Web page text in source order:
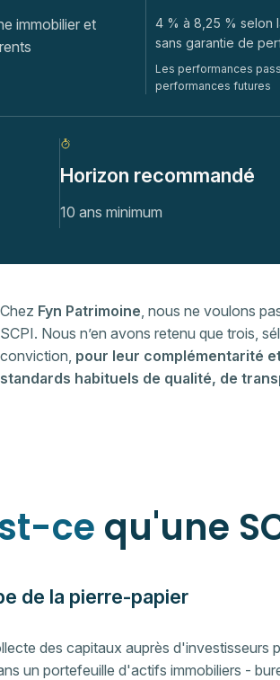
immobilier et
4 % à 8,25 % selon
sans garantie de
Les performances
performances futures
Horizon recommandé
10 ans minimum
Chez Fyn Patrimoine, nous ne voulons
SCPI. Nous n’en avons retenu que trois,
conviction, pour leur complémentarité
standards habituels de qualité, de
ce qu'une
de la pierre-papier
des capitaux auprès d'investisseurs
un portefeuille d'actifs immobiliers -